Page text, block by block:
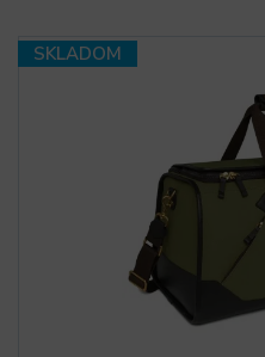
SKLADOM